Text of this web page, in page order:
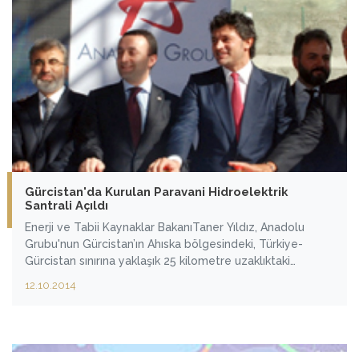
Gürcistan'da Kurulan Paravani Hidroelektrik
Santrali Açıldı
Enerji ve Tabii Kaynaklar BakanıTaner Yıldız, Anadolu
Grubu'nun Gürcistan’ın Ahıska bölgesindeki, Türkiye-
Gürcistan sınırına yaklaşık 25 kilometre uzaklıktaki
Santrali açılış törenine katıldı
12.10.2014